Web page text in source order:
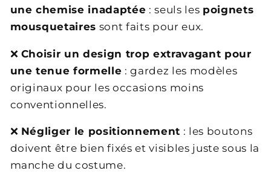
une chemise inadaptée : seuls les poignets
mousquetaires sont faits pour eux.
❌ Choisir un design trop extravagant pour
une tenue formelle : gardez les modèles
originaux pour les occasions moins
conventionnelles.
❌ Négliger le positionnement : les boutons
doivent être bien fixés et visibles juste sous la
manche du costume.